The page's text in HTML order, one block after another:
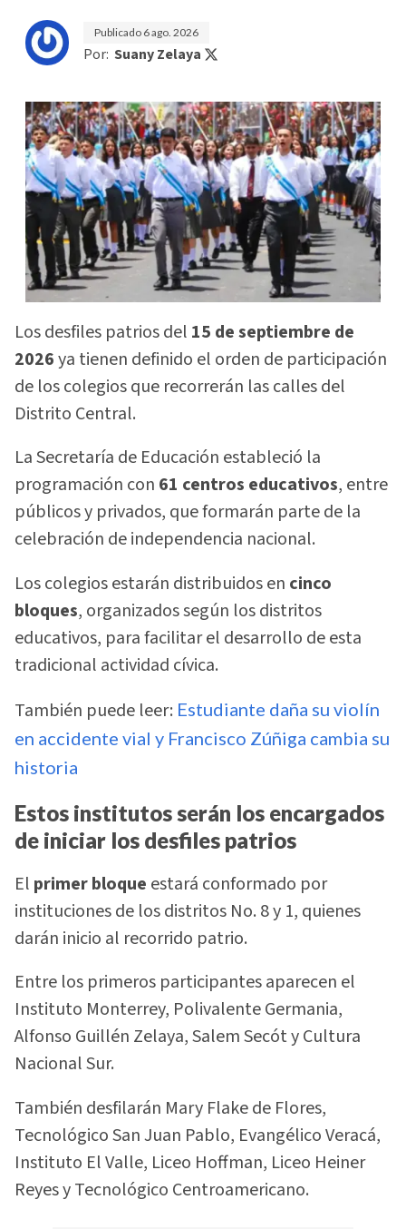
Publicado 6 ago. 2026
Por: Suany Zelaya
Los desfiles patrios del 15 de septiembre de
2026ya tienen definido el orden de participación
de los colegios que recorrerán las calles del
Distrito Central.
La Secretaría de Educación estableció la
programación con 61 centros educativos, entre
públicos y privados, que formarán parte de la
celebración de independencia nacional.
Los colegios estarán distribuidos en cinco
bloques, organizados según los distritos
educativos, para facilitar el desarrollo de esta
tradicional actividad cívica.
También puede leer: Estudiante daña su violín
en accidente vial y Francisco Zúñiga cambia su
historia
Estos institutos serán los encargados
de iniciar los desfiles patrios
El primer bloque estará conformado por
instituciones de los distritos No. 8 y 1, quienes
darán inicio al recorrido patrio.
Entre los primeros participantes aparecen el
Instituto Monterrey, Polivalente Germania,
Alfonso Guillén Zelaya, Salem Secót y Cultura
Nacional Sur.
También desfilarán Mary Flake de Flores,
Tecnológico San Juan Pablo, Evangélico Veracá,
Instituto El Valle, Liceo Hoffman, Liceo Heiner
Reyes y Tecnológico Centroamericano.